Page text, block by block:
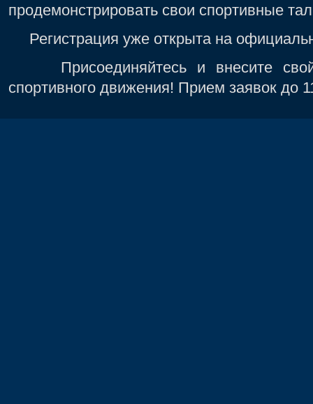
продемонстрировать свои спортивные
Регистрация уже открыта на
Присоединяйтесь и внесите свой
спортивного движения! Прием заявок до